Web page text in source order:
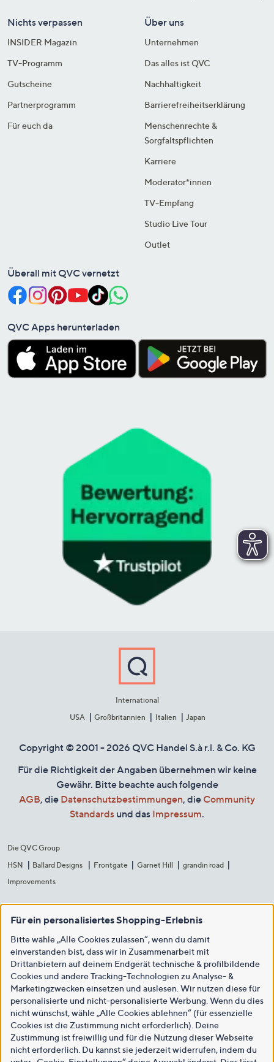
Nichts verpassen
INSIDER Magazin
TV-Programm
Gutscheine
Partnerprogramm
Für euch da
Über uns
Unternehmen
Das alles ist QVC
Nachhaltigkeit
Barrierefreiheitserklärung
Menschenrechte &
Sorgfaltspflichten
Karriere
Moderator*innen
TV-Empfang
Studio Live Tour
Outlet
Überall mit QVC vernetzt
QVC Apps herunterladen
International
USA
Großbritannien Italien Japan
Copyright © 2001 - 2026 QVC Handel S.à r.l. & Co. KG
Für die Richtigkeit der Angaben übernehmen wir keine
Gewähr. Bitte beachte auch folgende
AGB, die Datenschutzbestimmungen, die Community
Standards und das Impressum.
Die QVC Group
HSN
Ballard Designs Frontgate Garnet Hill
grandin road
Improvements
Für ein personalisiertes Shopping-Erlebnis
Bitte wähle „Alle Cookies zulassen“, wenn du damit
einverstanden bist, dass wir in Zusammenarbeit mit
Drittanbietern auf deinem Endgerät technische & profilbildende
Cookies und andere Tracking-Technologien zu Analyse- &
Marketingzwecken einsetzen und auslesen. Wir nutzen diese für
personalisierte und nicht-personalisierte Werbung. Wenn du dies
nicht wünschst, wähle „Alle Cookies ablehnen“ (für essenzielle
Cookies ist die Zustimmung nicht erforderlich). Deine
Zustimmung ist freiwillig und für die Nutzung dieser Webseite
nicht erforderlich. Du kannst sie jederzeit widerrufen, indem du